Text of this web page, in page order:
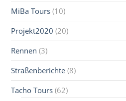
MiBa Tours (10)
Projekt2020 (20)
Rennen (3)
Straßenberichte (8)
Tacho Tours (62)